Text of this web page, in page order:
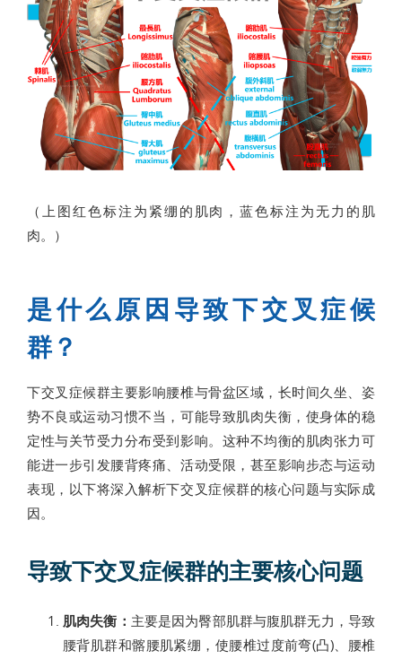
（上图红色标注为紧绷的肌肉，蓝色标注为无力的肌
肉。）
是什么原因导致下交叉症候
群？
下交叉症候群主要影响腰椎与骨盆区域，长时间久坐、姿
势不良或运动习惯不当，可能导致肌肉失衡，使身体的稳
定性与关节受力分布受到影响。这种不均衡的肌肉张力可
能进一步引发腰背疼痛、活动受限，甚至影响步态与运动
表现，以下将深入解析下交叉症候群的核心问题与实际成
因。
导致下交叉症候群的主要核心问题
肌肉失衡： 主要是因为臀部肌群与腹肌群无力，导致
腰背肌群和髂腰肌紧绷，使腰椎过度前弯(凸)、腰椎